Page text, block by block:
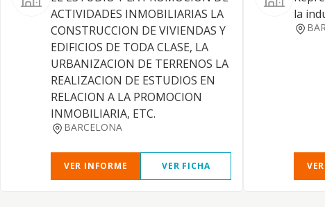
ACTIVIDADES INMOBILIARIAS LA
CONSTRUCCION DE VIVIENDAS Y
EDIFICIOS DE TODA CLASE, LA
URBANIZACION DE TERRENOS LA
REALIZACION DE ESTUDIOS EN
RELACION A LA PROMOCION
INMOBILIARIA, ETC.
BARCELONA
VER INFORME VER FICHA
la